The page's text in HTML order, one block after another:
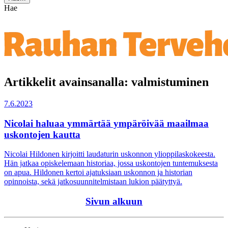
Hae
Artikkelit avainsanalla: valmistuminen
7.6.2023
Nicolai haluaa ymmärtää ympäröivää maailmaa
uskontojen kautta
Nicolai Hildonen kirjoitti laudaturin uskonnon ylioppilaskokeesta.
Hän jatkaa opiskelemaan historiaa, jossa uskontojen tuntemuksesta
on apua. Hildonen kertoi ajatuksiaan uskonnon ja historian
opinnoista, sekä jatkosuunnitelmistaan lukion päätyttyä.
Sivun alkuun